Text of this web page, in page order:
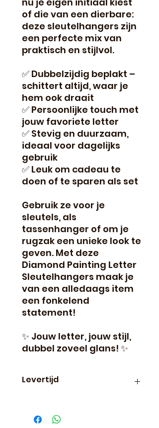
of die van een dierbare:
deze sleutelhangers zijn
een perfecte mix van
praktisch en stijlvol.
✅ Dubbelzijdig beplakt –
schittert altijd, waar je
hem ook draait
✅ Persoonlijke touch met
jouw favoriete letter
✅ Stevig en duurzaam,
ideaal voor dagelijks
gebruik
✅ Leuk om cadeau te
doen of te sparen als set
Gebruik ze voor je
sleutels, als
tassenhanger of om je
rugzak een unieke look te
geven. Met deze
Diamond Painting Letter
Sleutelhangers maak je
van een alledaags item
een fonkelend
statement!
✨ Jouw letter, jouw stijl,
dubbel zoveel glans! ✨
Levertijd
vaak de volgende dag al in
huis!